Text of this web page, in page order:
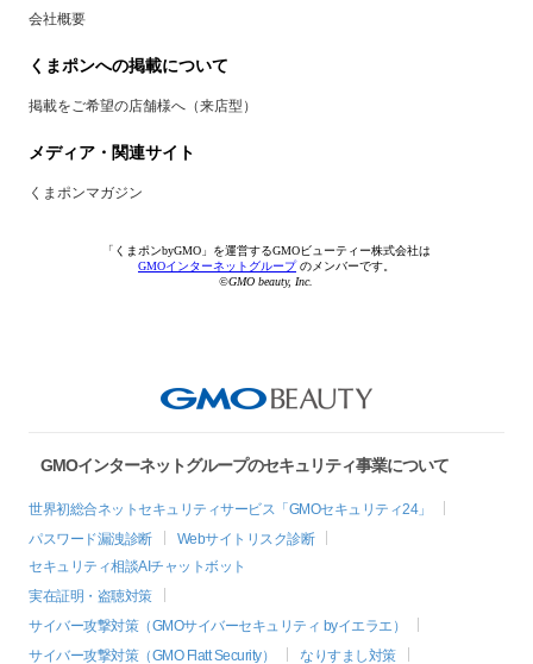
会社概要
くまポンへの掲載について
掲載をご希望の店舗様へ（来店型）
メディア・関連サイト
くまポンマガジン
「くまポンbyGMO」を運営するGMOビューティー株式会社は
GMOインターネットグループのメンバーです。
©GMO beauty, Inc.
GMOインターネットグループのセキュリティ事業について
世界初総合ネットセキュリティサービス「GMOセキュリティ24」
パスワード漏洩診断
Webサイトリスク診断
セキュリティ相談AIチャットボット
実在証明・盗聴対策
サイバー攻撃対策（GMOサイバーセキュリティ byイエラエ）
サイバー攻撃対策（GMO Flatt Security）
なりすまし対策